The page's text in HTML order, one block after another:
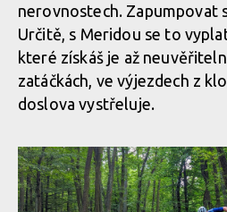
Merida One-Sixty v akci
Merida One-Sixty v akci
Merida One-Sixty v akci
Merida One-Sixty v akci
nerovnostech. Zapumpovat
Určitě, s Meridou se to
které získáš je až
zatáčkách, ve výjezdech z
doslova vystřeluje.